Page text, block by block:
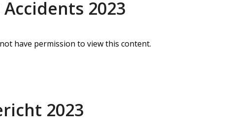
2023
have permission to view this content.
2023